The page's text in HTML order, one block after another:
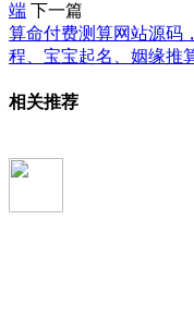
端 下一篇
算命付费测算网站源码
程、宝宝起名、姻缘推
相关推荐